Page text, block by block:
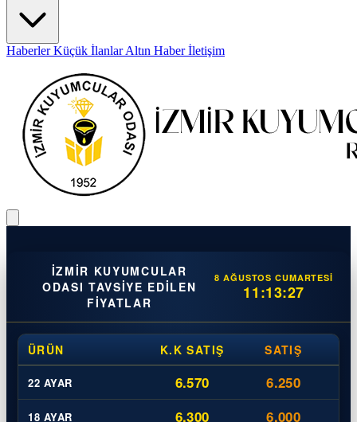
HaberlerKüçük İlanlarAltın Haberİletişim
İZMIR KUYUMCULAR
ODASI TAVSIYE EDILEN
FIYATLAR
8 AĞUSTOS CUMARTESI
11:13:27
ÜRÜN K.K SATIŞ SATIŞ
22 AYAR 6.570 6.250
18 AYAR 6.300 6.000